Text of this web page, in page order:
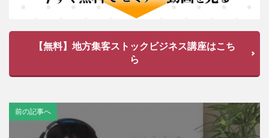
【無料】地方集客ストックビジネス講座はこち
ら
前の記事へ